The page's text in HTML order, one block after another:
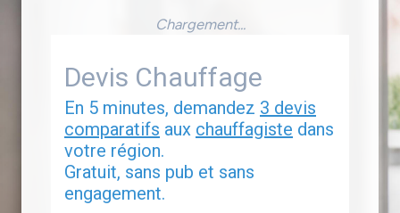
Chargement...
Devis Chauffage
En 5 minutes, demandez 3 devis
comparatifs aux chauffagiste dans
votre région.
Gratuit, sans pub et sans
engagement.